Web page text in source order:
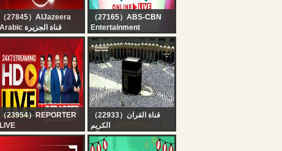
（27845）AlJazeera
Arabic قناة الجزيرة
البث الحي لقناة الجزيرة |
（27165）ABS-CBN
Entertainment
Kapamilya Online Live |
August 7, 2026
（23954）REPORTER
LIVE
24x7 Reporter Live TV |
Kerala Rain Alert Live |
（22933）قناة القران
الكريم
بث مباشر || قناة القرآن
الكريم Makkah Live